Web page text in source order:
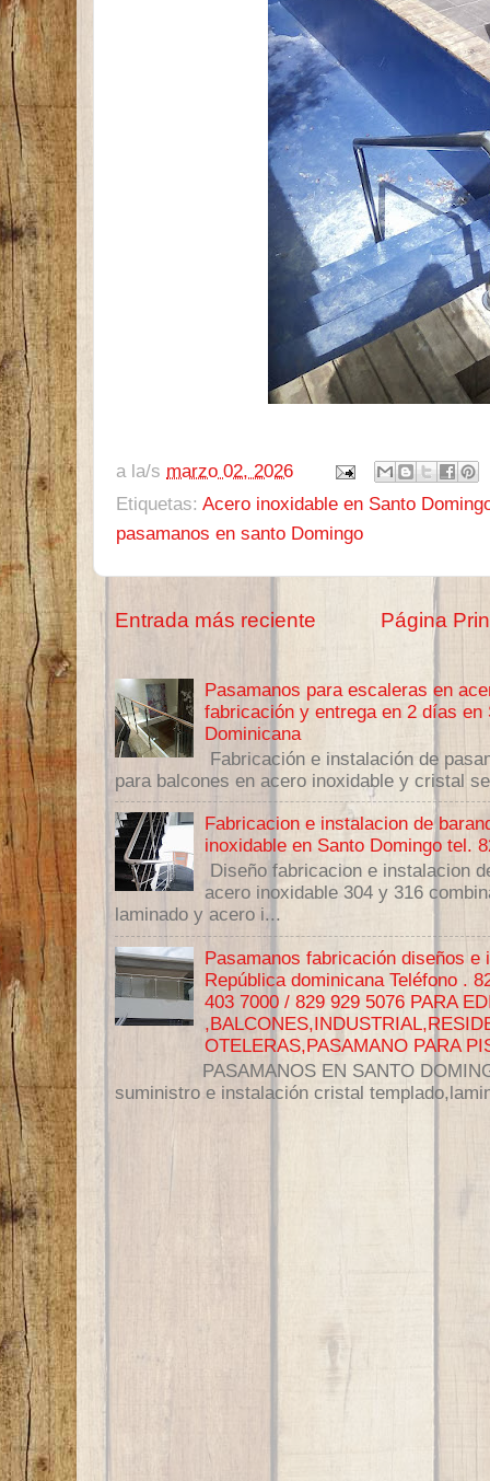
a la/s marzo 02, 2026
Etiquetas: Acero inoxidable en Santo
pasamanos en santo Domingo
Entrada más reciente Página
Pasamanos para escaleras en
fabricación y entrega en 2 días en
Dominicana
Fabricación e instalación de
para balcones en acero inoxidable y cristal
Fabricacion e instalacion de
inoxidable en Santo Domingo tel.
Diseño fabricacion e instalacion
acero inoxidable 304 y 316
laminado y acero i...
Pasamanos fabricación diseños e
República dominicana Teléfono .
403 7000 / 829 929 5076 PARA
OTELERAS,PASAMANO PARA
PASAMANOS EN SANTO
suministro e instalación cristal